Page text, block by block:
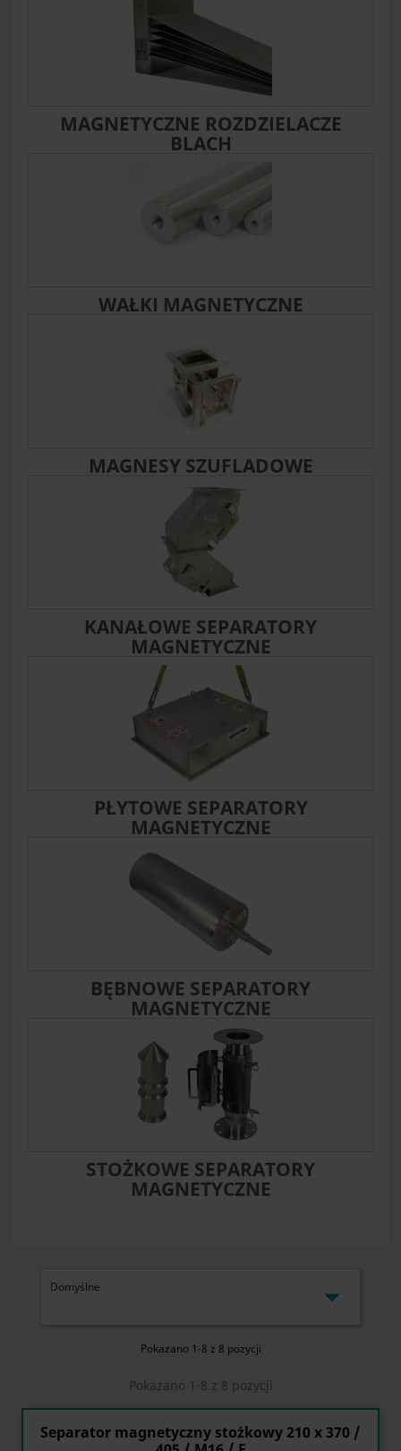
MAGNETYCZNE ROZDZIELACZE
BLACH
WAŁKI MAGNETYCZNE
MAGNESY SZUFLADOWE
KANAŁOWE SEPARATORY
MAGNETYCZNE
PŁYTOWE SEPARATORY
MAGNETYCZNE
BĘBNOWE SEPARATORY
MAGNETYCZNE
STOŻKOWE SEPARATORY
MAGNETYCZNE
Domyślne 
Pokazano 1-8 z 8 pozycji
Pokazano 1-8 z 8 pozycji
Separator magnetyczny stożkowy 210 x 370 /